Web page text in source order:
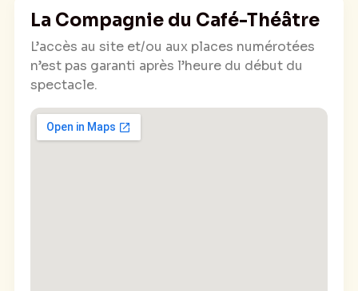
La Compagnie du Café-Théâtre
L’accès au site et/ou aux places numérotées
n’est pas garanti après l’heure du début du
spectacle.